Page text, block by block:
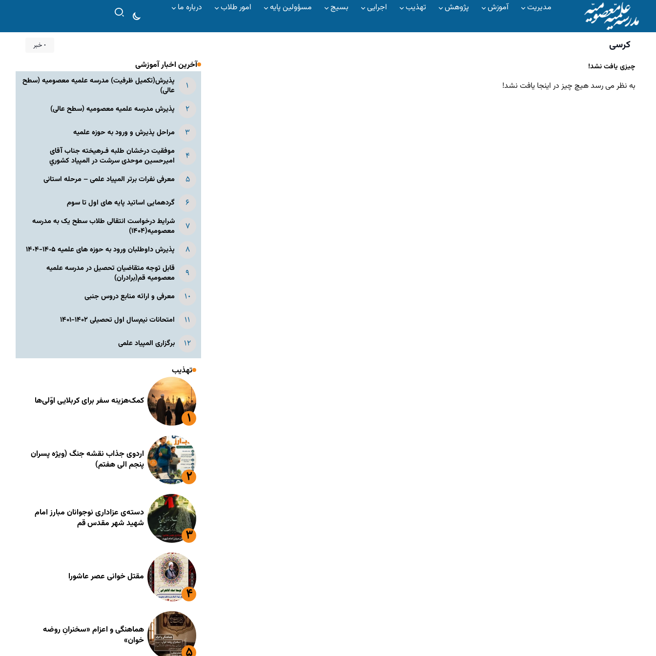
مدیریت آموزش پژوهش تهذیب اجرایی بسیج مسؤولین پایه امور طلاب درباره ما
کرسی ۰ خبر
چیزی یافت نشد!
به نظر می رسد هیچ چیز در اینجا یافت نشد!
آخرین اخبار آموزشی
پذیرش(تکمیل ظرفیت) مدرسه علمیه معصومیه‌ (سطح
عالی)
پذیرش مدرسه علمیه معصومیه‌ (سطح عالی)
مراحل پذیرش و ورود به حوزه علمیه
موفقیت درخشان طلبه فـرهیخته جناب آقای
امیرحسین موحدی سرشت در المپياد كشوري
معرفی نفرات برتر المپیاد علمی – مرحله استانی
گردهمایی اساتید پایه های اول تا سوم
شرایط درخواست انتقالی طلاب سطح یک به مدرسه
معصومیه(۱۴۰۴)
پذیرش داوطلبان ورود به حوزه های علمیه ١۴٠۵-١۴٠۴
قابل توجه متقاضیان تحصیل در مدرسه علمیه
معصومیه قم(برادران)
معرفی و ارائه منابع دروس جنبی
امتحانات نیم‌سال اول تحصیلی ۱۴۰۲-۱۴۰۱
برگزاری المپیاد علمی
تهذیب
کمک‌هزینه سفر برای کربلایی اوّلی‌ها
اردوی جذاب نقشه جنگ (ویژه پسران
پنجم الی هفتم)
دسته‌ی عزاداری نوجوانان مبارز امام
شهید شهر مقدس قم
مقتل خوانی عصر عاشورا
هماهنگی و اعزام «سخنرانِ روضه
خوان»